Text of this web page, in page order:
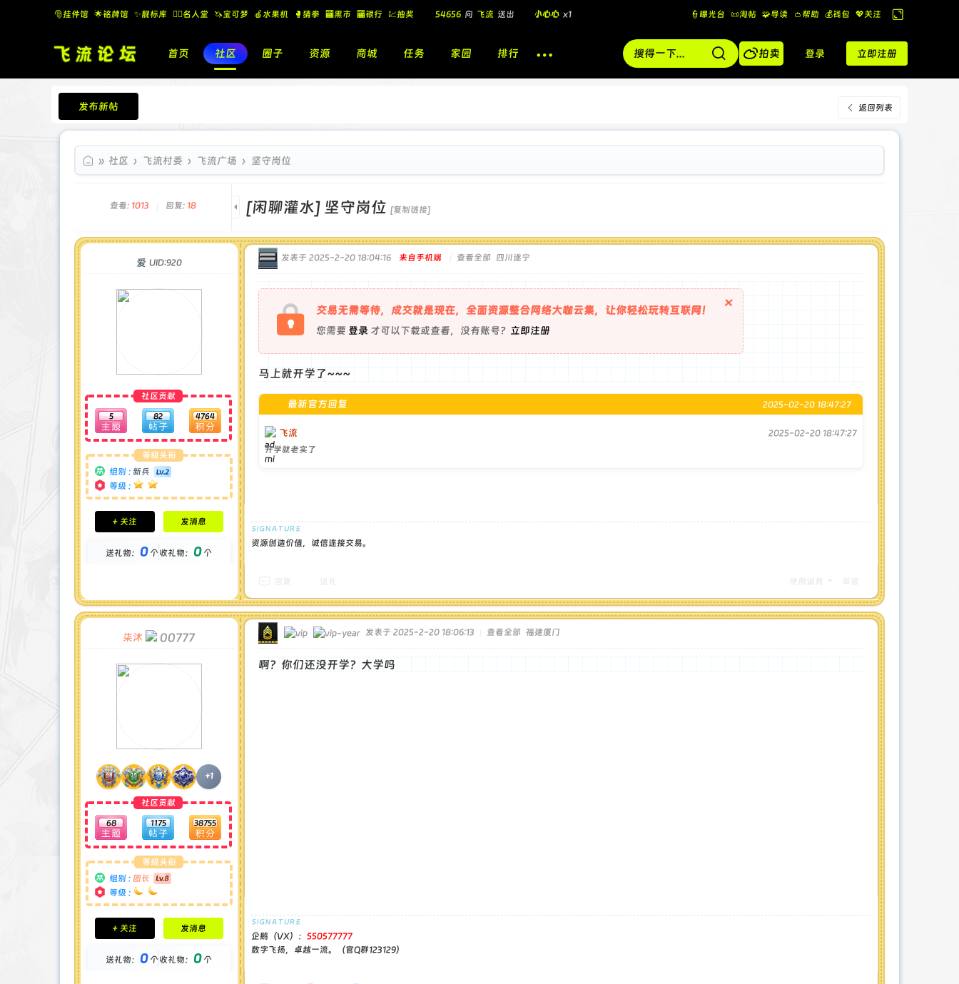
🎅挂件馆 🌟铭牌馆 ✨️靓标库 🧚‍♂️名人堂 🦄宝可梦 🍎水果机 🥊猜拳 🏧黑市 🏧银行 💹抽奖 👮曝光台 📜淘帖 🧩导读 👛帮助 💰️钱包 💖关注
换
到
宽
版
首页 社区 圈子 资源 商城 任务 家园 排行 拍卖 登录 立即注册
返回列表
发布新帖
飞流论坛
» 社区 › 飞流村委 › 飞流广场 › 坚守岗位
查看: 1013 回复: 18 [闲聊灌水] 坚守岗位 [复制链接]
爱 UID:920
社区贡献
5 82 4764
等级头衔
组别 : 新兵
等级 :
积分成就
钻石 : 0 颗
金币 : 0 枚
+ 关注 发消息
送礼物： 0个收礼物： 0个
发表于 2025-2-20 18:04:16 来自手机端 查看全部 四川遂宁
交易无需等待，成交就是现在，全面资源整合网络大咖云集，让你轻松玩转互联网！
您需要 登录 才可以下载或查看，没有账号？ 立即注册
×
马上就开学了~~~
最新官方回复 2025-02-20 18:47:27
飞流
2025-02-20 18:47:27
开学就老实了
资源创造价值，诚信连接交易。
柒沐 00777
+1
社区贡献
68 1175 38755
等级头衔
组别 : 团长
等级 :
积分成就
钻石 : 1 颗
金币 : 0 枚
+ 关注 发消息
送礼物： 0个收礼物： 0个
发表于 2025-2-20 18:06:13 查看全部 福建厦门
啊？你们还没开学？大学吗
企鹅（VX）： 550577777
数字飞扬，卓越一流。（官Q群123129）